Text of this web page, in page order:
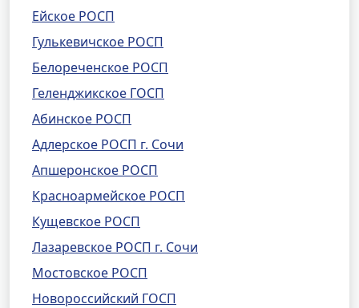
Ейское РОСП
Гулькевичское РОСП
Белореченское РОСП
Геленджикское ГОСП
Абинское РОСП
Адлерское РОСП г. Сочи
Апшеронское РОСП
Красноармейское РОСП
Кущевское РОСП
Лазаревское РОСП г. Сочи
Мостовское РОСП
Новороссийский ГОСП